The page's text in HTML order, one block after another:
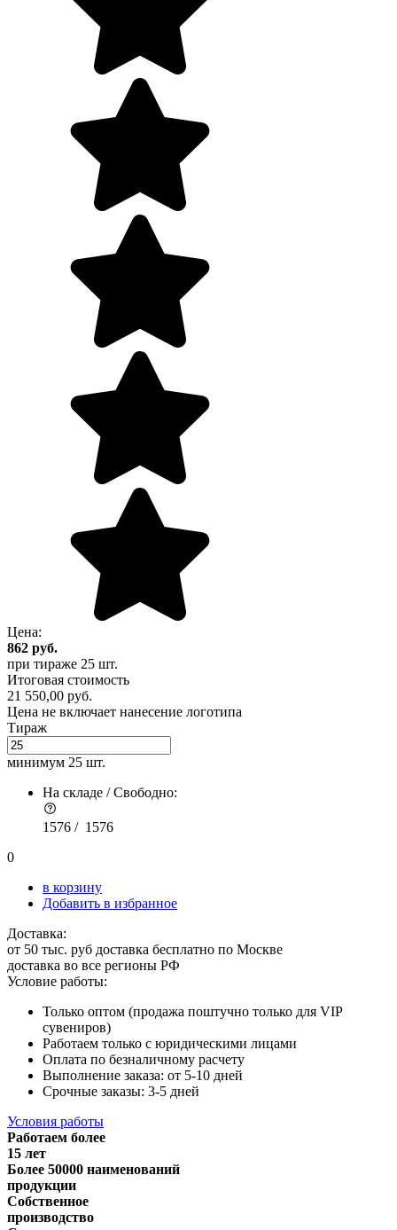
Цена:
862 руб.
при тираже 25 шт.
Итоговая стоимость
21 550,00 руб.
Цена не включает нанесение логотипа
Тираж
минимум 25 шт.
На складе / Свободно:
1576 / 1576
0
в корзину
Добавить в избранное
Доставка:
от 50 тыс. руб доставка бесплатно по Москве
доставка во все регионы РФ
Условие работы:
Только оптом (продажа поштучно только для VIP
сувениров)
Работаем только с юридическими лицами
Оплата по безналичному расчету
Выполнение заказа: от 5-10 дней
Срочные заказы: 3-5 дней
Условия работы
Работаем более
15 лет
Более 50000 наименований
продукции
Собственное
производство